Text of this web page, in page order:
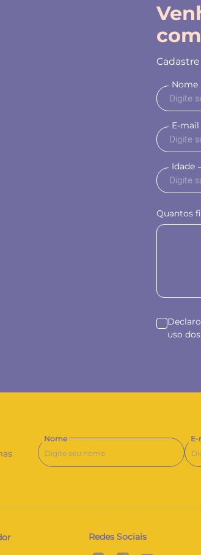
Nome
E-mail
Idade
Quantos
uso
Nome E-
Redes Sociais